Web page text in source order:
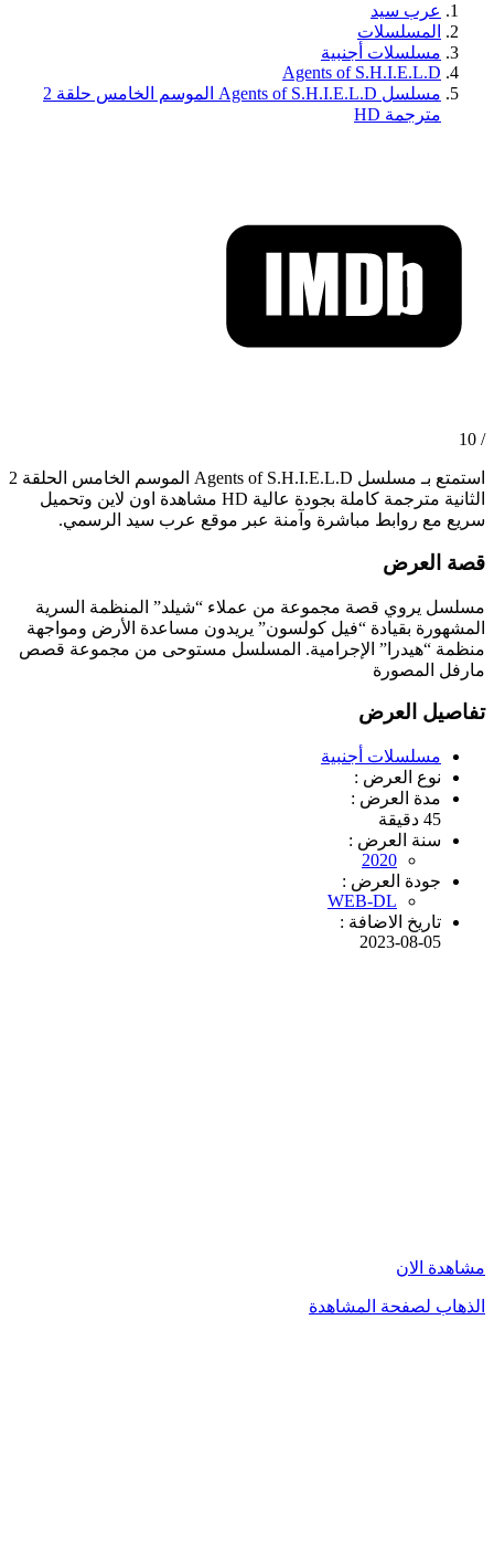
عرب سيد
المسلسلات
مسلسلات أجنبية
Agents of S.H.I.E.L.D
مسلسل Agents of S.H.I.E.L.D الموسم الخامس حلقة 2
مترجمة HD
/ 10
استمتع بـ مسلسل Agents of S.H.I.E.L.D الموسم الخامس الحلقة 2
الثانية مترجمة كاملة بجودة عالية HD مشاهدة اون لاين وتحميل
سريع مع روابط مباشرة وآمنة عبر موقع عرب سيد الرسمي.
قصة العرض
مسلسل يروي قصة مجموعة من عملاء “شيلد” المنظمة السرية
المشهورة بقيادة “فيل كولسون” يريدون مساعدة الأرض ومواجهة
منظمة “هيدرا” الإجرامية. المسلسل مستوحى من مجموعة قصص
مارفل المصورة
تفاصيل العرض
مسلسلات أجنبية
نوع العرض :
مدة العرض :
45 دقيقة
سنة العرض :
2020
جودة العرض :
WEB-DL
تاريخ الاضافة :
2023-08-05
مشاهدة الان
الذهاب لصفحة المشاهدة